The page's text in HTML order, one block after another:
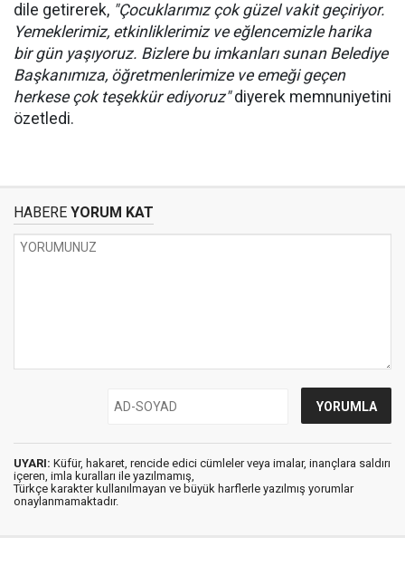
dile getirerek, "Çocuklarımız çok güzel vakit geçiriyor.
Yemeklerimiz, etkinliklerimiz ve eğlencemizle harika
bir gün yaşıyoruz. Bizlere bu imkanları sunan Belediye
Başkanımıza, öğretmenlerimize ve emeği geçen
herkese çok teşekkür ediyoruz"diyerek memnuniyetini
özetledi.
HABERE YORUM KAT
UYARI: Küfür, hakaret, rencide edici cümleler veya imalar, inançlara saldırı
içeren, imla kuralları ile yazılmamış,
Türkçe karakter kullanılmayan ve büyük harflerle yazılmış yorumlar
onaylanmamaktadır.